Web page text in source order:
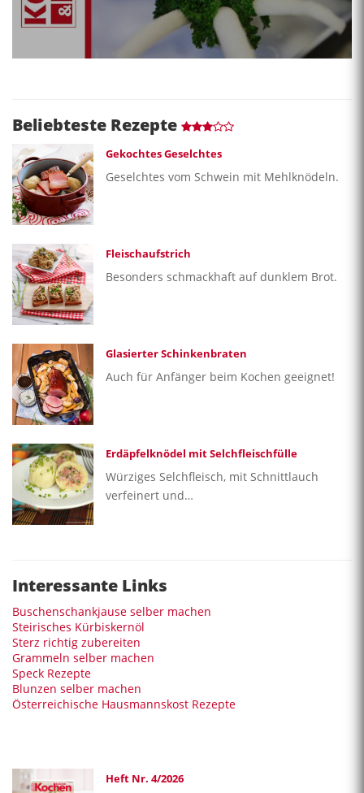
Beliebteste Rezepte
Gekochtes Geselchtes
Geselchtes vom Schwein mit Mehlknödeln.
Fleischaufstrich
Besonders schmackhaft auf dunklem Brot.
Glasierter Schinkenbraten
Auch für Anfänger beim Kochen geeignet!
Erdäpfelknödel mit Selchfleischfülle
Würziges Selchfleisch, mit Schnittlauch
verfeinert und…
Interessante Links
Buschenschankjause selber machen
Steirisches Kürbiskernöl
Sterz richtig zubereiten
Grammeln selber machen
Speck Rezepte
Blunzen selber machen
Österreichische Hausmannskost Rezepte
Heft Nr. 4/2026